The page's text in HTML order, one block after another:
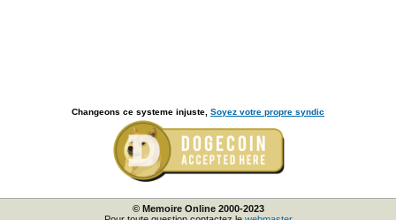
Changeons ce systeme injuste, Soyez votre propre syndic
© Memoire Online 2000-2023